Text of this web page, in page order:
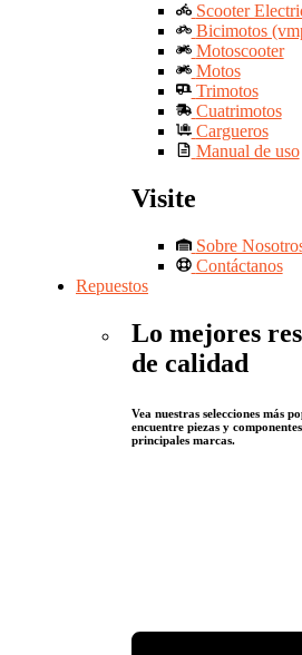
Scooter
Bicimotos
Motoscooter
Motos
Trimotos
Cuatrimotos
Cargueros
Manual de uso
Visite
Sobre
Contáctanos
Repuestos
Lo mejores
de calidad
Vea nuestras selecciones más
encuentre piezas y
principales marcas.